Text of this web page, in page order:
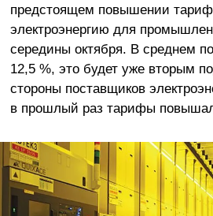
предстоящем повышении
электроэнергию для
середины октября. В среднем
12,5 %, это будет уже вторым
стороны поставщиков
в прошлый раз тарифы